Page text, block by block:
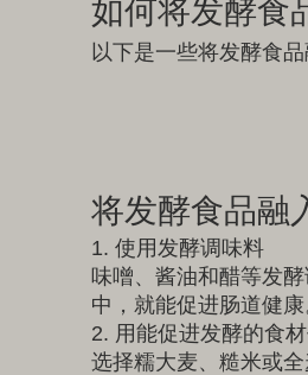
如何将发酵食
以下是一些将发酵食
将发酵食品融
1. 使用发酵调味料
味噌、酱油和醋等发
中，就能促进肠道健
2. 用能促进发酵的食材
选择糯大麦、糙米或